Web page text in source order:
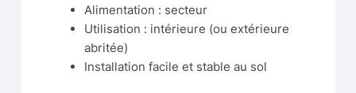
Alimentation : secteur
Utilisation : intérieure (ou extérieure
abritée)
Installation facile et stable au sol